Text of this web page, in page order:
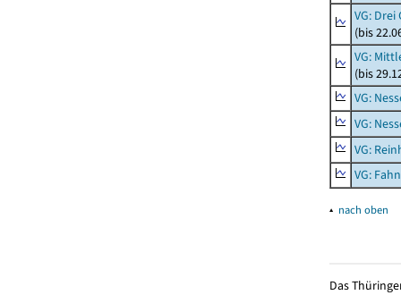
VG:
(bis
VG:
(bis
VG:
VG:
VG:
VG:
▴ nach oben
Das